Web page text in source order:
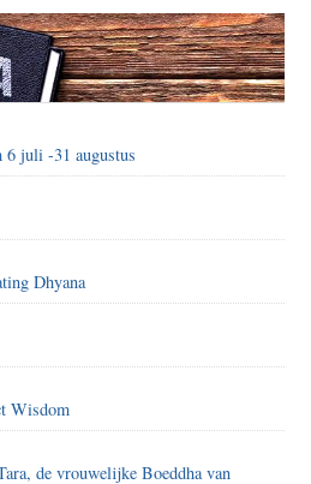
6 juli -31 augustus
Dhyana
Wisdom
de vrouwelijke Boeddha van